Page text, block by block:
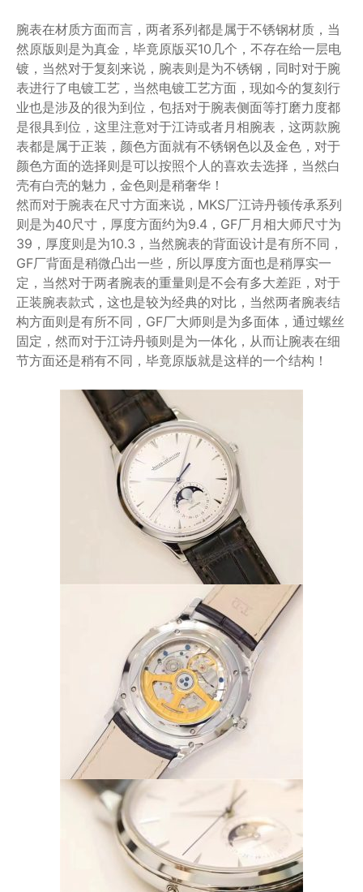
腕表在材质方面而言，两者系列都是属于不锈钢材质，当
然原版则是为真金，毕竟原版买10几个，不存在给一层电
镀，当然对于复刻来说，腕表则是为不锈钢，同时对于腕
表进行了电镀工艺，当然电镀工艺方面，现如今的复刻行
业也是涉及的很为到位，包括对于腕表侧面等打磨力度都
是很具到位，这里注意对于江诗或者月相腕表，这两款腕
表都是属于正装，颜色方面就有不锈钢色以及金色，对于
颜色方面的选择则是可以按照个人的喜欢去选择，当然白
壳有白壳的魅力，金色则是稍奢华！
然而对于腕表在尺寸方面来说，MKS厂江诗丹顿传承系列
则是为40尺寸，厚度方面约为9.4，GF厂月相大师尺寸为
39，厚度则是为10.3，当然腕表的背面设计是有所不同，
GF厂背面是稍微凸出一些，所以厚度方面也是稍厚实一
定，当然对于两者腕表的重量则是不会有多大差距，对于
正装腕表款式，这也是较为经典的对比，当然两者腕表结
构方面则是有所不同，GF厂大师则是为多面体，通过螺丝
固定，然而对于江诗丹顿则是为一体化，从而让腕表在细
节方面还是稍有不同，毕竟原版就是这样的一个结构！